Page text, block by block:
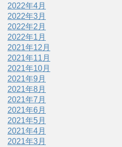
2022年4月
2022年3月
2022年2月
2022年1月
2021年12月
2021年11月
2021年10月
2021年9月
2021年8月
2021年7月
2021年6月
2021年5月
2021年4月
2021年3月